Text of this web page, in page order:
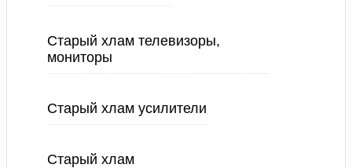
Старый хлам телевизоры,
мониторы
Старый хлам усилители
Старый хлам